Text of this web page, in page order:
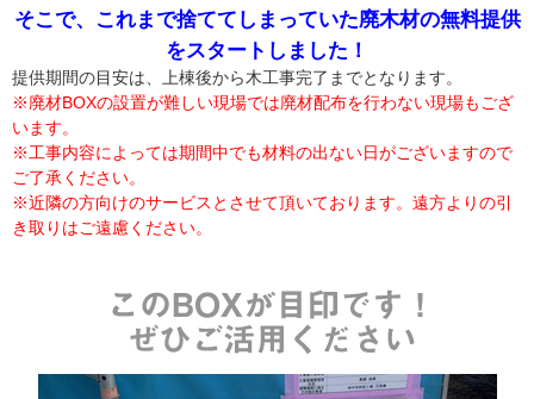
そこで、これまで捨ててしまっていた廃木材の無料提供
をスタートしました！
提供期間の目安は、上棟後から木工事完了までとなります。
※廃材BOXの設置が難しい現場では廃材配布を行わない現場もござ
います。
※工事内容によっては期間中でも材料の出ない日がございますので
ご了承ください。
※近隣の方向けのサービスとさせて頂いております。遠方よりの引
き取りはご遠慮ください。